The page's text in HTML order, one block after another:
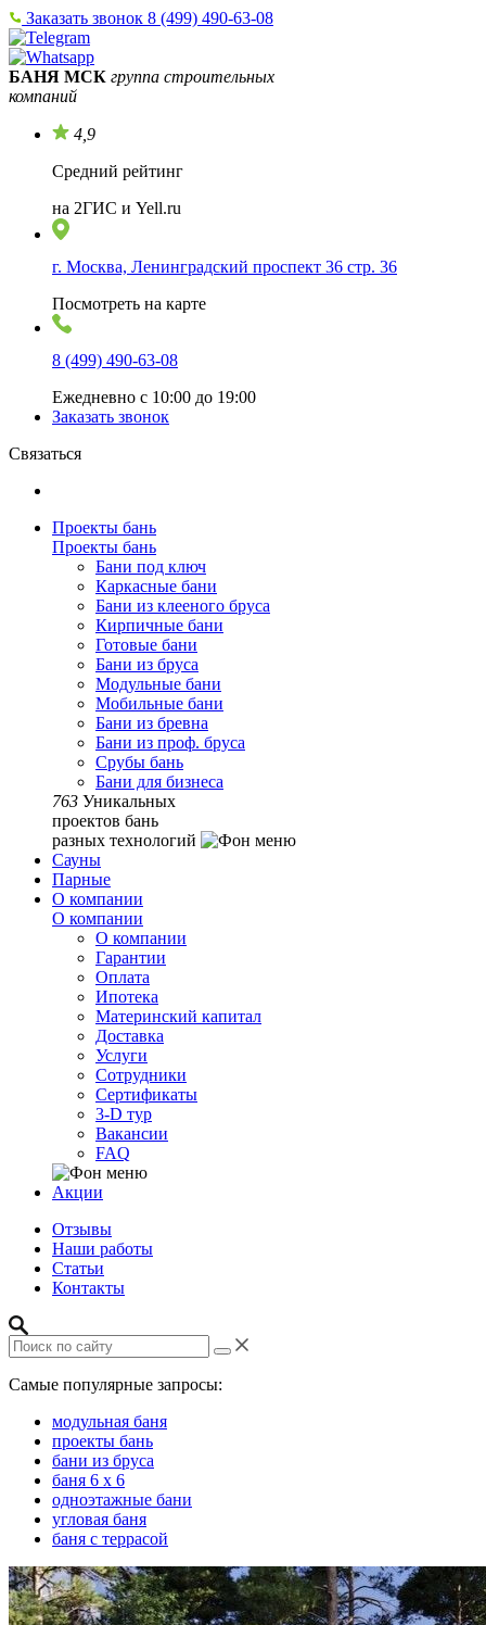
Заказать звонок 8 (499) 490-63-08
БАНЯ МСК группа строительных
компаний
4,9
Средний рейтинг
на 2ГИС и Yell.ru
г. Москва, Ленинградский проспект 36 стр. 36
Посмотреть на карте
8 (499) 490-63-08
Ежедневно с 10:00 до 19:00
Заказать звонок
Связаться
Проекты бань
Проекты бань
Бани под ключ
Каркасные бани
Бани из клееного бруса
Кирпичные бани
Готовые бани
Бани из бруса
Модульные бани
Мобильные бани
Бани из бревна
Бани из проф. бруса
Срубы бань
Бани для бизнеса
763 Уникальных
проектов бань
разных технологий
Сауны
Парные
О компании
О компании
О компании
Гарантии
Оплата
Ипотека
Материнский капитал
Доставка
Услуги
Сотрудники
Сертификаты
3-D тур
Вакансии
FAQ
Акции
Отзывы
Наши работы
Статьи
Контакты
Самые популярные запросы:
модульная баня
проекты бань
бани из бруса
баня 6 х 6
одноэтажные бани
угловая баня
баня с террасой